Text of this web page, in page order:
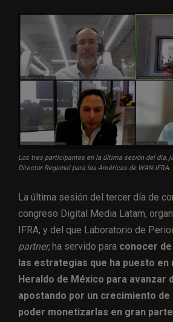
Los tres participantes en la última sesión del día,
Director Regional para las Américas de WAN-IFRA.
La última sesión del tercer día de
congreso Digital Media Latam,
IFRA, y del que Laboratorio de
partner, ha servido para conocer
las estrategias que ha puesto en
Heraldo de México para avanzar
apostando por un crecimiento de
poder monetizarlas en gran